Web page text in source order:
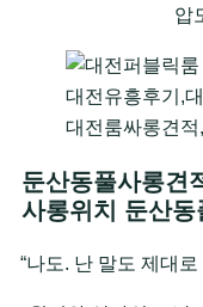
압
대전유흥후기,
대전룸싸롱견
둔산동풀사롱견
사롱위치 둔산동
“나도. 난 말도 제대